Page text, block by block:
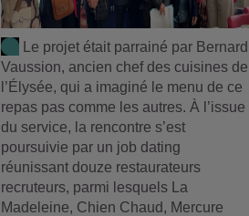
Le projet était parrainé par Bernard
Vaussion, ancien chef des cuisines de
l’Élysée, qui a imaginé le menu de ce
repas pas comme les autres. À l’issue
du service, la rencontre s’est
poursuivie par un job dating
réunissant douze restaurateurs
recruteurs, parmi lesquels La
Madeleine, Chien Chaud, Mercure